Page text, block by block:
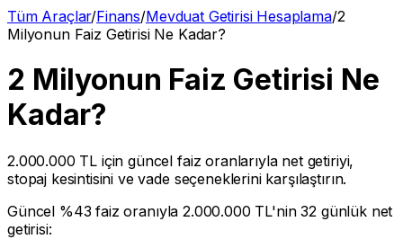
Tüm Araçlar/Finans/Mevduat Getirisi Hesaplama/2
Milyonun Faiz Getirisi Ne Kadar?
2 Milyonun Faiz Getirisi Ne
Kadar?
2.000.000 TL için güncel faiz oranlarıyla net getiriyi,
stopaj kesintisini ve vade seçeneklerini karşılaştırın.
Güncel %43 faiz oranıyla2.000.000 TL'nin 32 günlük net
getirisi: